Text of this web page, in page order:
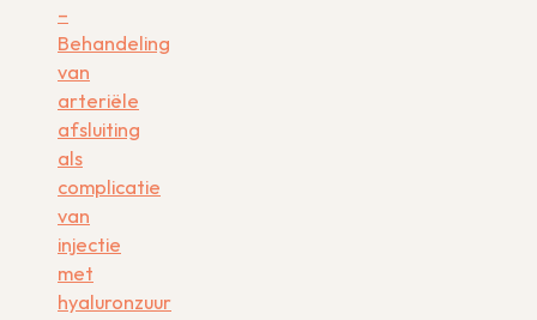
–
Behandeling
van
arteriële
afsluiting
als
complicatie
van
injectie
met
hyaluronzuur